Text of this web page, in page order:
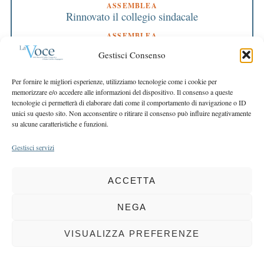
Gestisci Consenso
Per fornire le migliori esperienze, utilizziamo tecnologie come i cookie per
memorizzare e/o accedere alle informazioni del dispositivo. Il consenso a queste
tecnologie ci permetterà di elaborare dati come il comportamento di navigazione o ID
unici su questo sito. Non acconsentire o ritirare il consenso può influire negativamente
su alcune caratteristiche e funzioni.
Gestisci servizi
ACCETTA
NEGA
VISUALIZZA PREFERENZE
ASSEMBLEA
Rinnovato il collegio sindacale
ASSEMBLEA
Bilancio approvato all’unanimità e 2 milioni
destinati al territorio
EDITORIALE DIRETTORE
Crescere restando riconoscibili
EDITORIALE PRESIDENTE
Costruire futuro insieme
COPYRIGHT 2025 LA VOCE |PRIVACY
BCC DI BUSTO GAROLFO E BUGUGGIATE